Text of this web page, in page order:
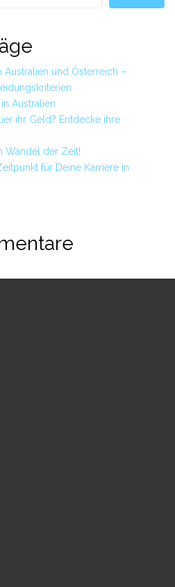
und Österreich –
Australien
ihr Geld? Entdecke ihre
Wandel der Zeit!
für Deine Karriere in